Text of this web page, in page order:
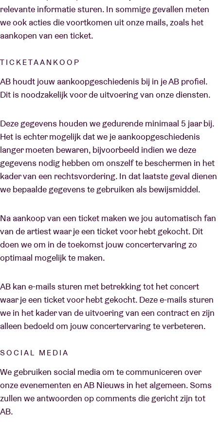
relevante informatie sturen. In sommige gevallen meten
we ook acties die voortkomen uit onze mails, zoals het
aankopen van een ticket.
TICKETAANKOOP
AB houdt jouw aankoopgeschiedenis bij in je AB profiel.
Dit is noodzakelijk voor de uitvoering van onze diensten.
Deze gegevens houden we gedurende minimaal 5 jaar bij.
Het is echter mogelijk dat we je aankoopgeschiedenis
langer moeten bewaren, bijvoorbeeld indien we deze
gegevens nodig hebben om onszelf te beschermen in het
kader van een rechtsvordering. In dat laatste geval dienen
we bepaalde gegevens te gebruiken als bewijsmiddel.
Na aankoop van een ticket maken we jou automatisch fan
van de artiest waar je een ticket voor hebt gekocht. Dit
doen we om in de toekomst jouw concertervaring zo
optimaal mogelijk te maken.
AB kan e-mails sturen met betrekking tot het concert
waar je een ticket voor hebt gekocht. Deze e-mails sturen
we in het kader van de uitvoering van een contract en zijn
alleen bedoeld om jouw concertervaring te verbeteren.
SOCIAL MEDIA
We gebruiken social media om te communiceren over
onze evenementen en AB Nieuws in het algemeen. Soms
zullen we antwoorden op comments die gericht zijn tot
AB.